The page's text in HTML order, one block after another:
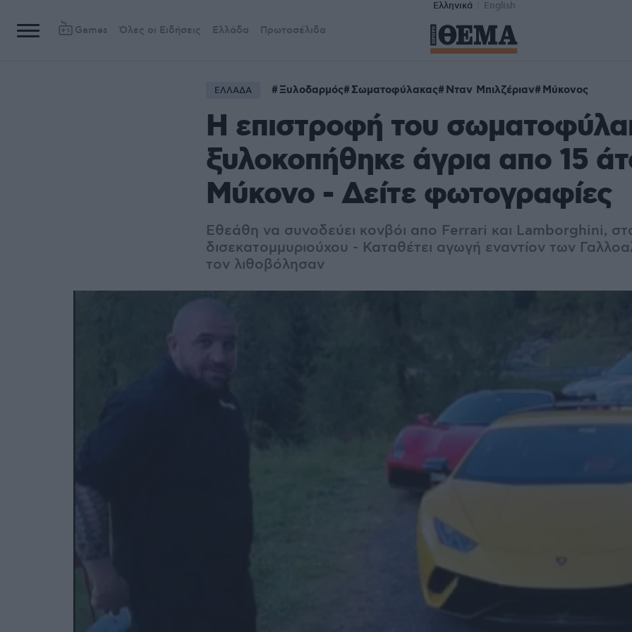
Ελληνικά English
Games Όλες οι Ειδήσεις Ελλάδα Πρωτοσέλιδα
ΕΛΛΑΔΑ Ξυλοδαρμός Σωματοφύλακας Νταν Μπιλζέριαν Μύκονος
Η επιστροφή του
ξυλοκοπήθηκε άγρια απο 15
Μύκονο - Δείτε φωτογραφίες
Εθεάθη να συνοδεύει κονβόι απο Ferrari και Lamborghini,
δισεκατομμυριούχου - Καταθέτει αγωγή εναντίον των
τον λιθοβόλησαν